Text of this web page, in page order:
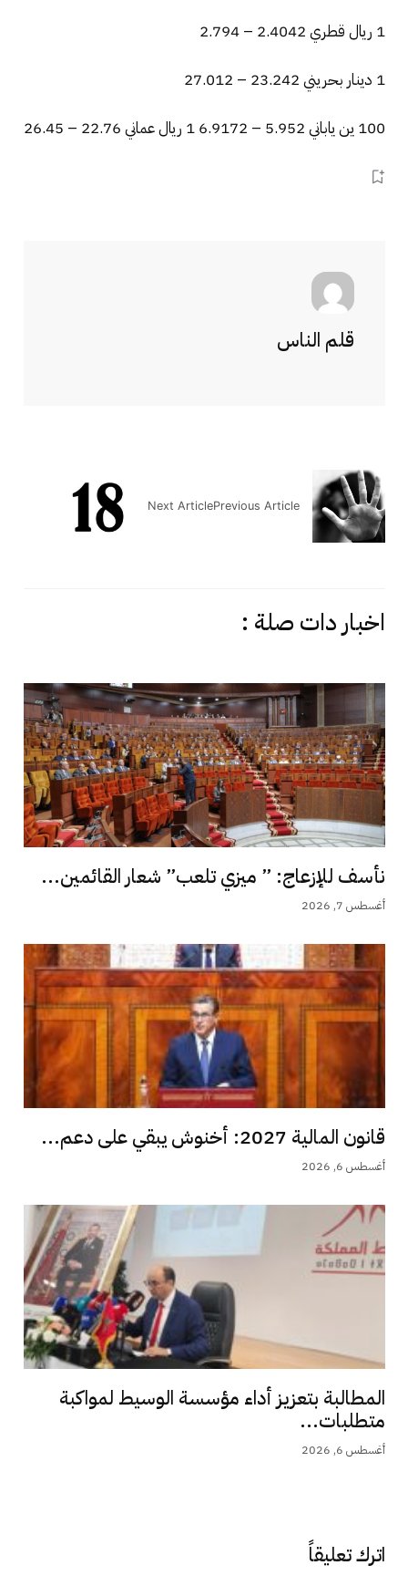
1 ريال قطري 2.4042 – 2.794
1 دينار بحريني 23.242 – 27.012
100 ين ياباني 5.952 – 6.9172 1 ريال عماني 22.76 – 26.45
قلم الناس
Previous Article
Next Article
اخبار دات صلة :
نأسف للإزعاج: ” ميزي تلعب” شعار القائمين...
أغسطس 7, 2026
قانون المالية 2027: أخنوش يبقي على دعم...
أغسطس 6, 2026
المطالبة بتعزيز أداء مؤسسة الوسيط لمواكبة
متطلبات...
أغسطس 6, 2026
اترك تعليقاً